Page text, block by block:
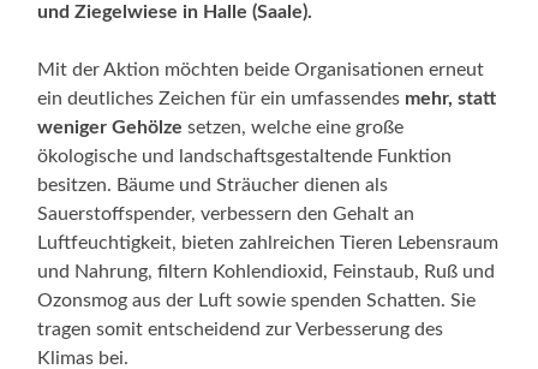
und Ziegelwiese in Halle (Saale).
Mit der Aktion möchten beide Organisationen erneut
ein deutliches Zeichen für ein umfassendes mehr, statt
weniger Gehölze setzen, welche eine große
ökologische und landschaftsgestaltende Funktion
besitzen. Bäume und Sträucher dienen als
Sauerstoffspender, verbessern den Gehalt an
Luftfeuchtigkeit, bieten zahlreichen Tieren Lebensraum
und Nahrung, filtern Kohlendioxid, Feinstaub, Ruß und
Ozonsmog aus der Luft sowie spenden Schatten. Sie
tragen somit entscheidend zur Verbesserung des
Klimas bei.